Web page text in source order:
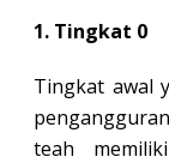
1. Tingkat 0
Tingkat awal
teah